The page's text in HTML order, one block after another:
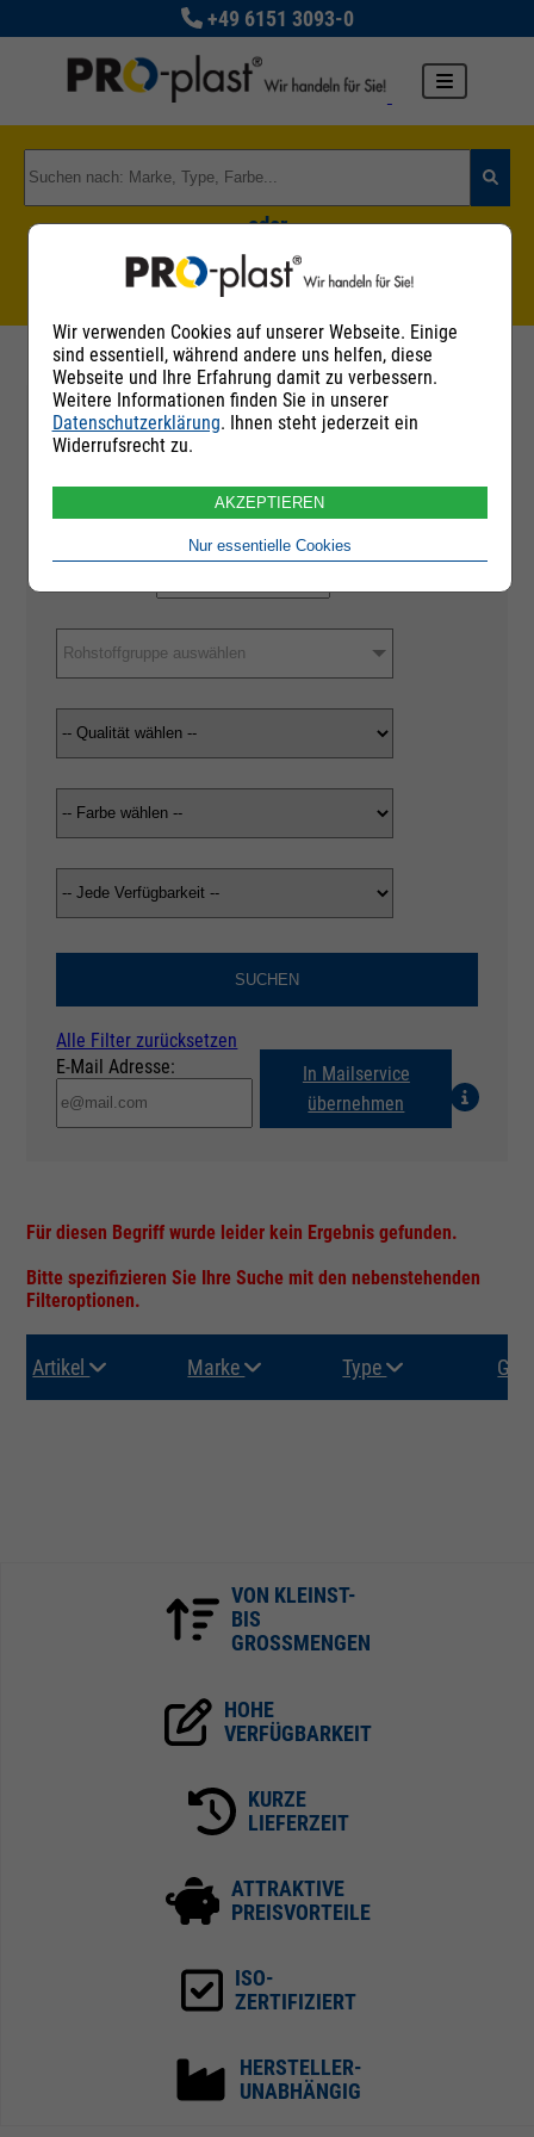
+49 6151 3093-0
oder
Zu den Rohstoffgruppen
Filter
Rohstoffgruppe auswählen
SUCHEN
Alle Filter zurücksetzen
E-Mail Adresse:
In Mailservice
übernehmen
Für diesen Begriff wurde leider kein Ergebnis gefunden.
Bitte spezifizieren Sie Ihre Suche mit den nebenstehenden
Filteroptionen.
Artikel Marke Type
VON KLEINST-
BIS
GROSSMENGEN
HOHE
VERFÜGBARKEIT
KURZE
LIEFERZEIT
ATTRAKTIVE
PREISVORTEILE
ISO-
ZERTIFIZIERT
HERSTELLER-
UNABHÄNGIG
Wir verwenden Cookies auf unserer Webseite. Einige
sind essentiell, während andere uns helfen, diese
Webseite und Ihre Erfahrung damit zu verbessern.
Weitere Informationen finden Sie in unserer
Datenschutzerklärung. Ihnen steht jederzeit ein
Widerrufsrecht zu.
AKZEPTIEREN
Nur essentielle Cookies